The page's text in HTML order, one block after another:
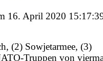
16. April 2020
(2) Sowjetarmee, (3)
Truppen von